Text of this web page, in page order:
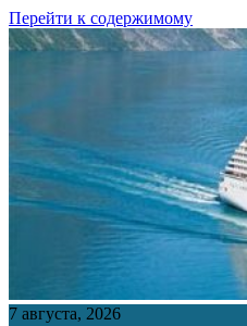
Перейти к содержимому
7 августа, 2026